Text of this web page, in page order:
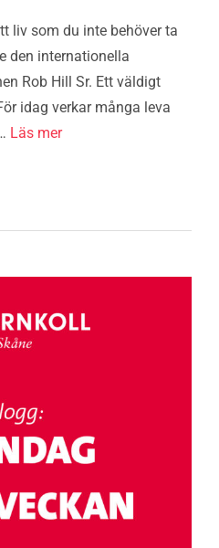
liv som du inte behöver ta
den internationella
Rob Hill Sr. Ett väldigt
idag verkar många leva
Läs mer